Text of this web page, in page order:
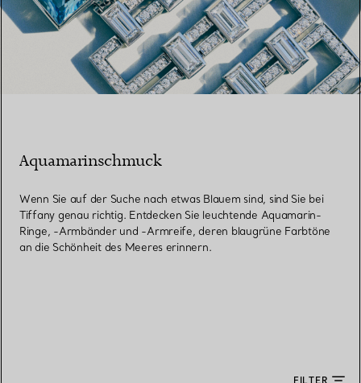
Aquamarinschmuck
Wenn Sie auf der Suche nach etwas Blauem sind, sind Sie bei
Tiffany genau richtig. Entdecken Sie leuchtende Aquamarin-
Ringe, -Armbänder und -Armreife, deren blaugrüne Farbtöne
an die Schönheit des Meeres erinnern.
FILTER